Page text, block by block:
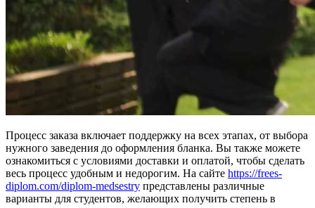
Процесс заказа включает поддержку на всех этапах, от выбора
нужного заведения до оформления бланка. Вы также можете
ознакомиться с условиями доставки и оплатой, чтобы сделать
весь процесс удобным и недорогим. На сайте https://frees-
diplom.com/diplom-medsestry представлены различные
варианты для студентов, желающих получить степень в